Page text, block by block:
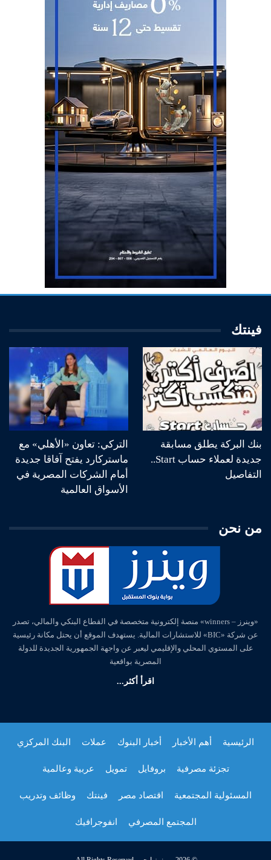
فينتك
بنك البركة يطلق مسابقة
جديدة لعملاء حساب Start..
التفاصيل
التركي: تعاون «الأهلي» مع
ماستركارد يفتح آفاقا جديدة
أمام الشركات المصرية في
الأسواق العالمية
من نحن
«وينرز – winners» منصة إلكترونية متخصصة في القطاع البنكي والمالي، تصدر
عن شركة «BIC» للاستشارات المالية. يستهدف الموقع أن يحتل مكانة رئيسية
على المستوي المحلي والإقليمي ليعبر عن واجهة الجمهورية الجديدة للدولة
المصرية بواقعية
اقرأ أكثر...
الرئيسية أهم الأخبار أخبار البنوك عملات البنك المركزي
تجزئة مصرفية بروفايل تمويل عربية وعالمية
المسئولية المجتمعية اقتصاد مصر فينتك وظائف وتدريب
المجتمع المصرفي انفوجرافيك